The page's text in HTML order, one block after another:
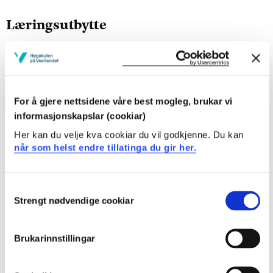
For å gjere nettsidene våre best mogleg, brukar vi
informasjonskapslar (cookiar)
Her kan du velje kva cookiar du vil godkjenne. Du kan
når som helst endre tillatinga du gir her.
Selection
Strengt nødvendige cookiar
Brukarinnstillingar
Læringsutbytte
Etter å ha fullført dette emnet skal studenten kunne:
Beskrive kontrakten (interface) til standard
Forklare oppbygging og virkemåte av grunnleggande
datastrukturar
Implementere abstrakte datatypar og datastrukturar